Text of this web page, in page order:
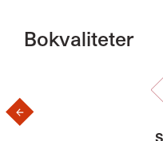
Bokvaliteter
‹